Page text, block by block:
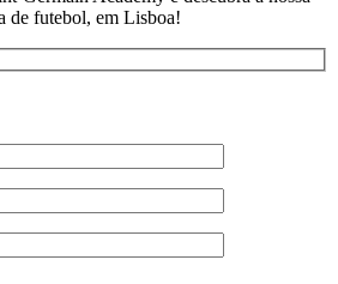
de futebol, em Lisboa!